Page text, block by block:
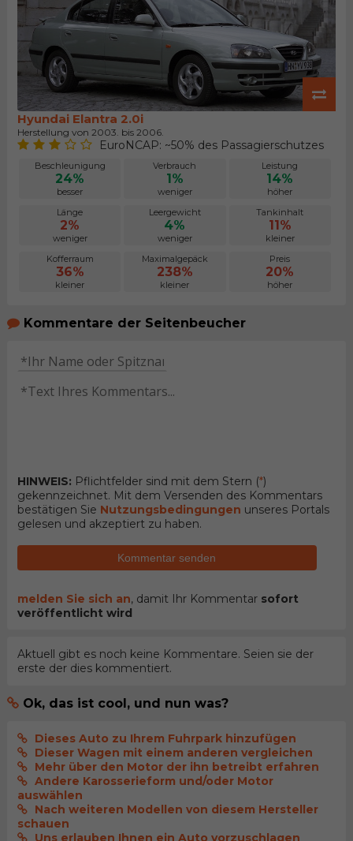
Hyundai Elantra 2.0i
Herstellung von 2003. bis 2006.
EuroNCAP: ~50% des Passagierschutzes
Beschleunigung
24%
besser
Verbrauch
1%
weniger
Leistung
14%
höher
Länge
2%
weniger
Leergewicht
4%
weniger
Tankinhalt
11%
kleiner
Kofferraum
36%
kleiner
Maximalgepäck
238%
kleiner
Preis
20%
höher
Kommentare der Seitenbeucher
HINWEIS: Pflichtfelder sind mit dem Stern (*)
gekennzeichnet. Mit dem Versenden des Kommentars
bestätigen Sie Nutzungsbedingungen unseres Portals
gelesen und akzeptiert zu haben.
Kommentar senden
melden Sie sich an, damit Ihr Kommentar sofort
veröffentlicht wird
Aktuell gibt es noch keine Kommentare. Seien sie der
erste der dies kommentiert.
Ok, das ist cool, und nun was?
Dieses Auto zu Ihrem Fuhrpark hinzufügen
Dieser Wagen mit einem anderen vergleichen
Mehr über den Motor der ihn betreibt erfahren
Andere Karosserieform und/oder Motor
auswählen
Nach weiteren Modellen von diesem Hersteller
schauen
Uns erlauben Ihnen ein Auto vorzuschlagen